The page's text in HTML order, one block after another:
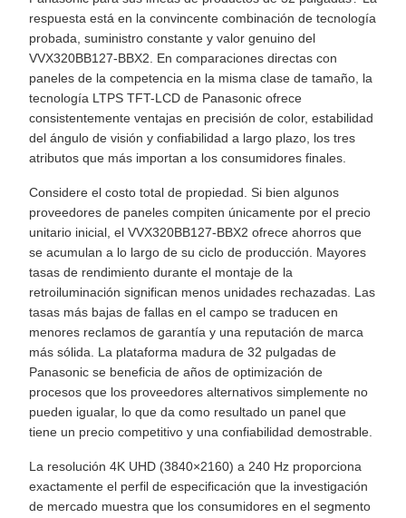
respuesta está en la convincente combinación de tecnología
probada, suministro constante y valor genuino del
VVX320BB127-BBX2. En comparaciones directas con
paneles de la competencia en la misma clase de tamaño, la
tecnología LTPS TFT-LCD de Panasonic ofrece
consistentemente ventajas en precisión de color, estabilidad
del ángulo de visión y confiabilidad a largo plazo, los tres
atributos que más importan a los consumidores finales.
Considere el costo total de propiedad. Si bien algunos
proveedores de paneles compiten únicamente por el precio
unitario inicial, el VVX320BB127-BBX2 ofrece ahorros que
se acumulan a lo largo de su ciclo de producción. Mayores
tasas de rendimiento durante el montaje de la
retroiluminación significan menos unidades rechazadas. Las
tasas más bajas de fallas en el campo se traducen en
menores reclamos de garantía y una reputación de marca
más sólida. La plataforma madura de 32 pulgadas de
Panasonic se beneficia de años de optimización de
procesos que los proveedores alternativos simplemente no
pueden igualar, lo que da como resultado un panel que
tiene un precio competitivo y una confiabilidad demostrable.
La resolución 4K UHD (3840×2160) a 240 Hz proporciona
exactamente el perfil de especificación que la investigación
de mercado muestra que los consumidores en el segmento